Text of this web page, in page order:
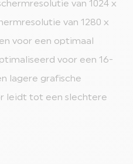
van 1024 x
van 1280 x
voor een optimaal
voor een 16-
lagere grafische
leidt tot een slechtere